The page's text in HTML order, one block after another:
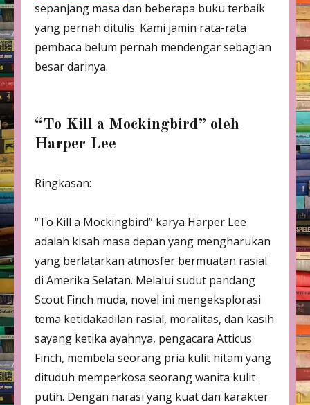
sepanjang masa dan beberapa buku terbaik
yang pernah ditulis. Kami jamin rata-rata
pembaca belum pernah mendengar sebagian
besar darinya.
“To Kill a Mockingbird” oleh
Harper Lee
Ringkasan:
“To Kill a Mockingbird” karya Harper Lee
adalah kisah masa depan yang mengharukan
yang berlatarkan atmosfer bermuatan rasial
di Amerika Selatan. Melalui sudut pandang
Scout Finch muda, novel ini mengeksplorasi
tema ketidakadilan rasial, moralitas, dan kasih
sayang ketika ayahnya, pengacara Atticus
Finch, membela seorang pria kulit hitam yang
dituduh memperkosa seorang wanita kulit
putih. Dengan narasi yang kuat dan karakter